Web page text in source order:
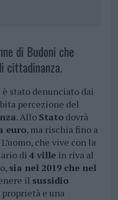
di Budoni che
cittadinanza.
è stato denunciato dai
percezione del
. Allo Statodovrà
euro, ma rischia fino a
L’uomo, che vive con la
di 4 villein riva al
sia nel 2019 che nel
il sussidio
e una